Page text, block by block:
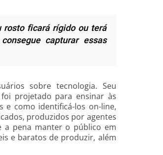
rosto ficará rígido ou terá
capturar essas
sobre tecnologia. Seu
projetado para ensinar às
e como identificá-los on-line,
produzidos por agentes
a pena manter o público em
e baratos de produzir, além